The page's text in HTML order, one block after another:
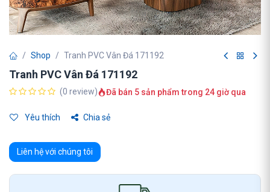
Shop Tranh PVC Vân Đá 171192
Tranh PVC Vân Đá 171192
(0 review) Đã bán 5 sản phẩm trong 24 giờ qua
Yêu thích Chia sẻ
Liên hệ với chúng tôi